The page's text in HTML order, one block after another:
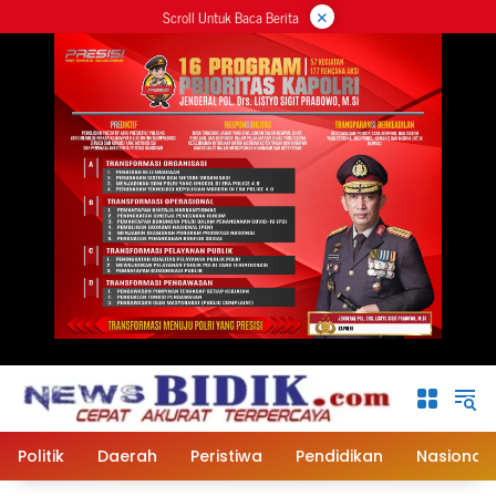
ke
Scroll Untuk Baca Berita ×
Politik Daerah Peristiwa Pendidikan Nasional